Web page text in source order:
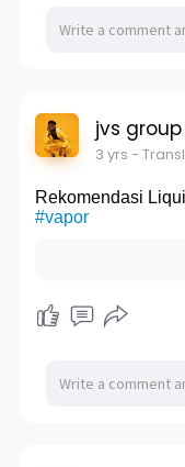
jvs group
3 yrs -
Rekomendasi
#vapor